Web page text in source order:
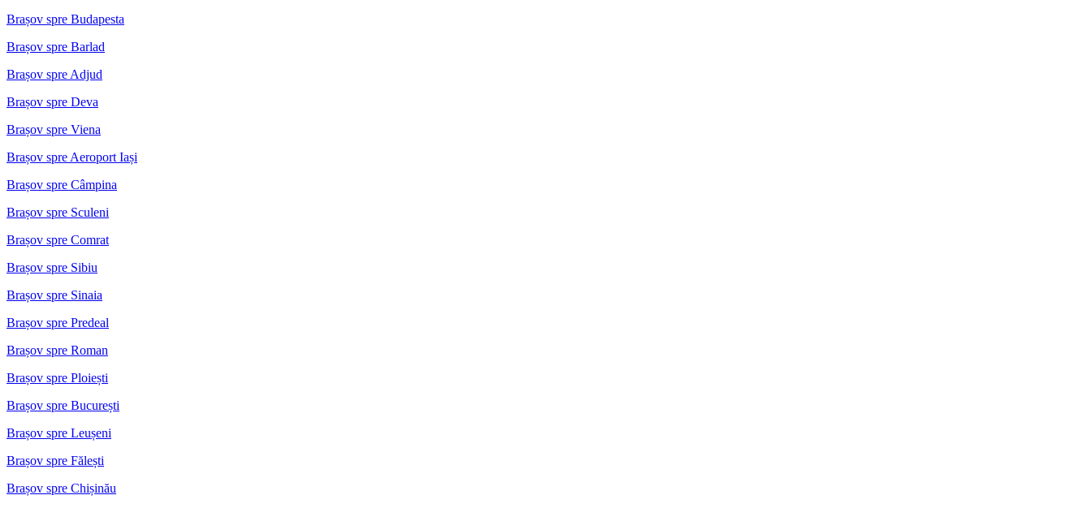
Brașov spre Budapesta
Brașov spre Barlad
Brașov spre Adjud
Brașov spre Deva
Brașov spre Viena
Brașov spre Aeroport Iași
Brașov spre Câmpina
Brașov spre Sculeni
Brașov spre Comrat
Brașov spre Sibiu
Brașov spre Sinaia
Brașov spre Predeal
Brașov spre Roman
Brașov spre Ploiești
Brașov spre București
Brașov spre Leușeni
Brașov spre Fălești
Brașov spre Chișinău